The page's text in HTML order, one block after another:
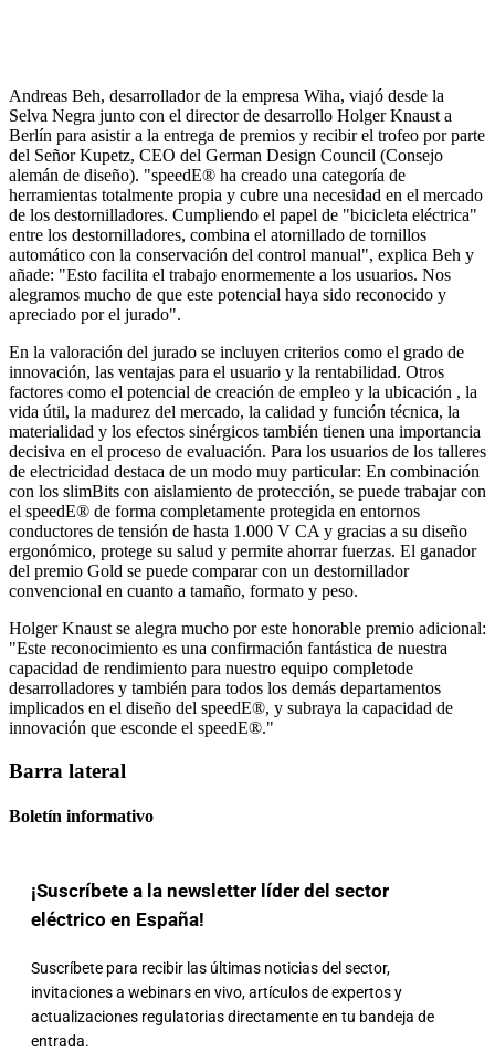
Andreas Beh, desarrollador de la empresa Wiha, viajó desde la
Selva Negra junto con el director de desarrollo Holger Knaust a
Berlín para asistir a la entrega de premios y recibir el trofeo por parte
del Señor Kupetz, CEO del German Design Council (Consejo
alemán de diseño). "speedE® ha creado una categoría de
herramientas totalmente propia y cubre una necesidad en el mercado
de los destornilladores. Cumpliendo el papel de "bicicleta eléctrica"
entre los destornilladores, combina el atornillado de tornillos
automático con la conservación del control manual", explica Beh y
añade: "Esto facilita el trabajo enormemente a los usuarios. Nos
alegramos mucho de que este potencial haya sido reconocido y
apreciado por el jurado".
En la valoración del jurado se incluyen criterios como el grado de
innovación, las ventajas para el usuario y la rentabilidad. Otros
factores como el potencial de creación de empleo y la ubicación , la
vida útil, la madurez del mercado, la calidad y función técnica, la
materialidad y los efectos sinérgicos también tienen una importancia
decisiva en el proceso de evaluación. Para los usuarios de los talleres
de electricidad destaca de un modo muy particular: En combinación
con los slimBits con aislamiento de protección, se puede trabajar con
el speedE® de forma completamente protegida en entornos
conductores de tensión de hasta 1.000 V CA y gracias a su diseño
ergonómico, protege su salud y permite ahorrar fuerzas. El ganador
del premio Gold se puede comparar con un destornillador
convencional en cuanto a tamaño, formato y peso.
Holger Knaust se alegra mucho por este honorable premio adicional:
"Este reconocimiento es una confirmación fantástica de nuestra
capacidad de rendimiento para nuestro equipo completode
desarrolladores y también para todos los demás departamentos
implicados en el diseño del speedE®, y subraya la capacidad de
innovación que esconde el speedE®."
Barra lateral
Boletín informativo
¡Suscríbete a la newsletter líder del sector
eléctrico en España!
Suscríbete para recibir las últimas noticias del sector,
invitaciones a webinars en vivo, artículos de expertos y
actualizaciones regulatorias directamente en tu bandeja de
entrada.